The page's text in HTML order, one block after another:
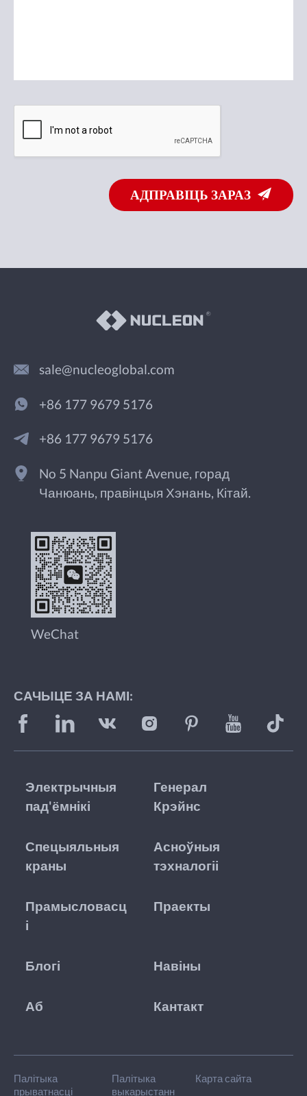
АДПРАВІЦЬ ЗАРАЗ
sale@nucleoglobal.com
+86 177 9679 5176
+86 177 9679 5176
No 5 Nanpu Giant Avenue, горад
Чанюань, правінцыя Хэнань, Кітай.
WeChat
САЧЫЦЕ ЗА НАМІ:
Электрычныя
пад'ёмнікі
Генерал
Крэйнс
Спецыяльныя
краны
Асноўныя
тэхналогіі
Прамысловасц
і
Праекты
Блогі Навіны
Аб Кантакт
Палітыка
прыватнасці
Палітыка
выкарыстанн
Карта сайта